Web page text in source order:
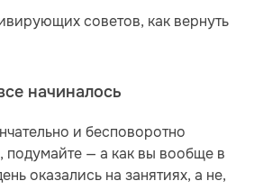
советов, как вернуть
начиналось
и бесповоротно
подумайте — а как вы вообще в
оказались на занятиях, а не,